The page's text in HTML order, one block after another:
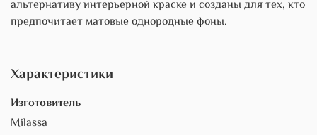
альтернативу интерьерной краске и созданы для тех, кто
предпочитает матовые однородные фоны.
Характеристики
Изготовитель
Milassa